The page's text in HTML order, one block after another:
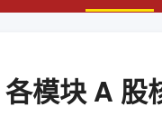
模块 A 股